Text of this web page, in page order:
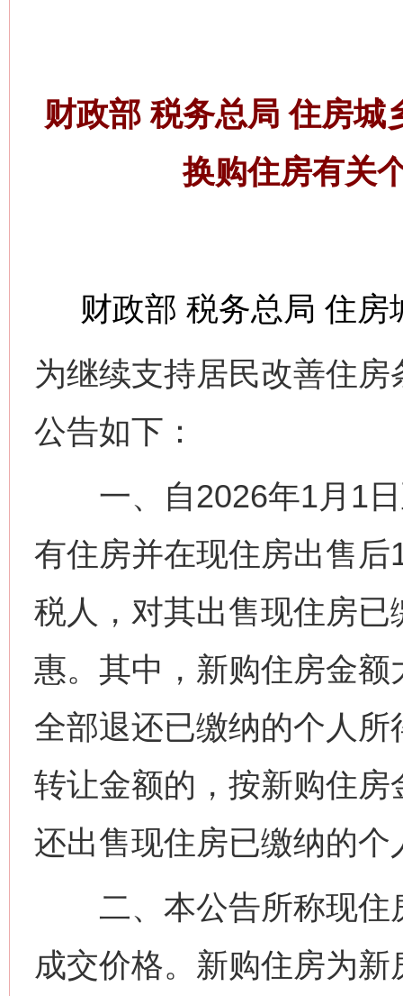
财政部 税务总局 住房城
换购住房有关
财政部 税务总局 住
为继续支持居民改善住
公告如下：
一、自2026年1月1日
有住房并在现住房出售
税人，对其出售现住房
惠。其中，新购住房金
全部退还已缴纳的个人
转让金额的，按新购住
还出售现住房已缴纳的个
二、本公告所称现住
成交价格。新购住房为